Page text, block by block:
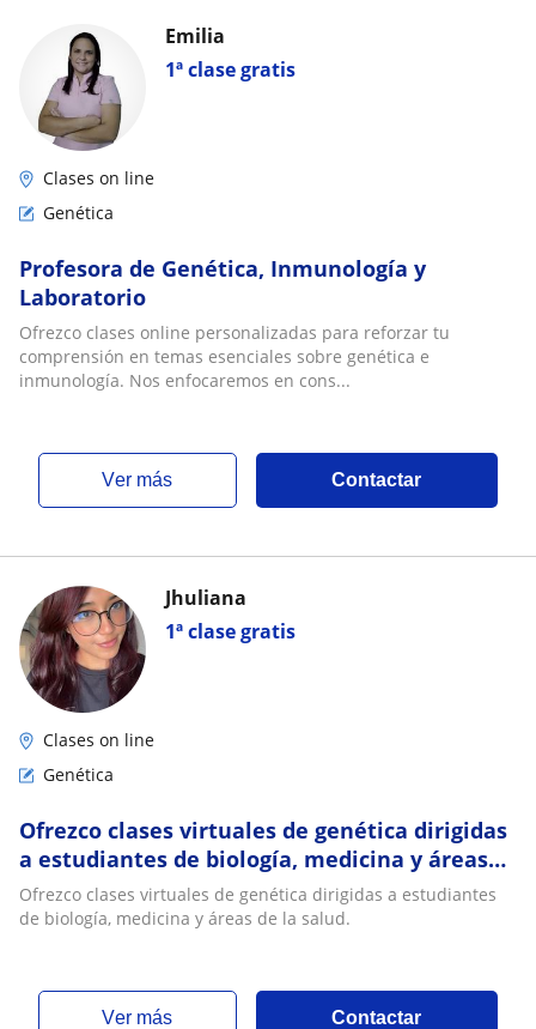
1ª clase gratis
Emilia
Clases on line
Genética
Profesora de Genética, Inmunología y
Laboratorio
Ofrezco clases online personalizadas para reforzar tu
comprensión en temas esenciales sobre genética e
inmunología. Nos enfocaremos en cons...
ver más Contactar
1ª clase gratis
Jhuliana
Clases on line
Genética
Ofrezco clases virtuales de genética dirigidas
a estudiantes de biología, medicina y áreas
de la salud
Ofrezco clases virtuales de genética dirigidas a estudiantes
de biología, medicina y áreas de la salud.
ver más Contactar